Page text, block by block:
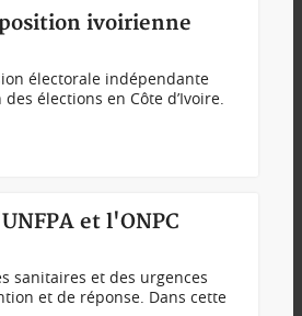
ivoirienne
électorale indépendante
élections en Côte d’Ivoire.
et l'ONPC
sanitaires et des urgences
et de réponse. Dans cette